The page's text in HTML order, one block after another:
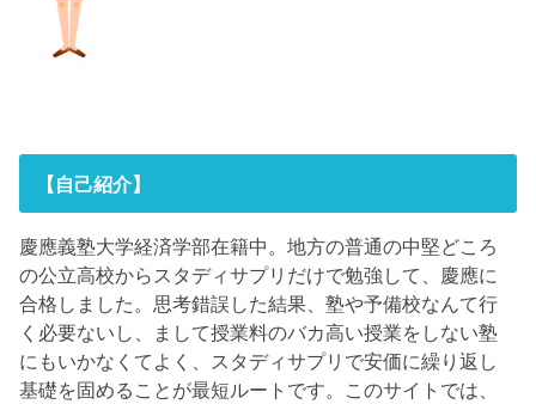
【自己紹介】
慶應義塾大学経済学部在籍中。地方の普通の中堅どころ
の公立高校からスタディサプリだけで勉強して、慶應に
合格しました。思考錯誤した結果、塾や予備校なんて行
く必要ないし、まして授業料のバカ高い授業をしない塾
にもいかなくてよく、スタディサプリで安価に繰り返し
基礎を固めることが最短ルートです。このサイトでは、